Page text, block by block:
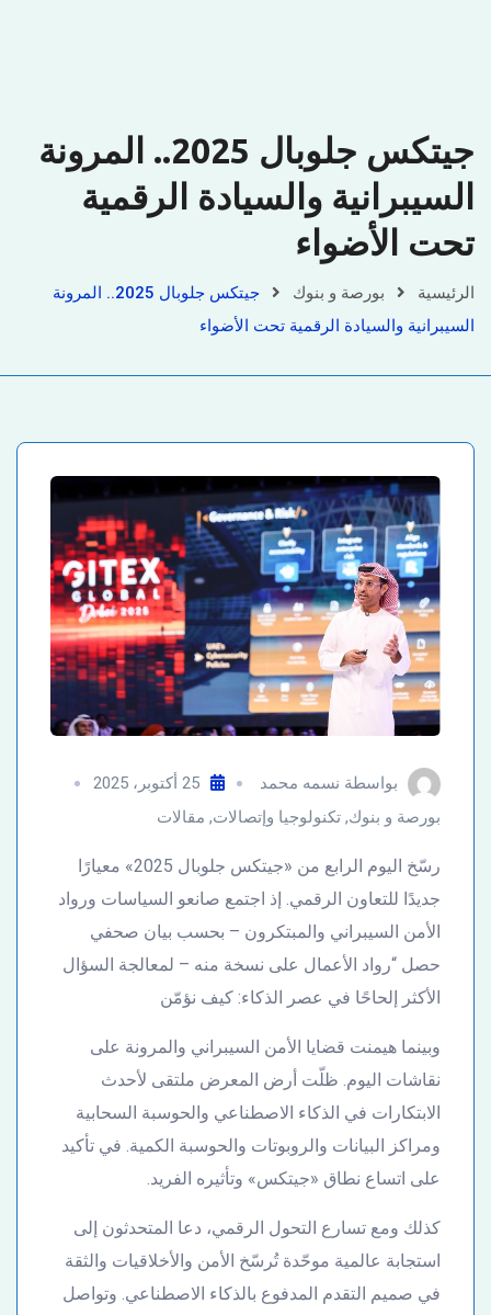
جيتكس جلوبال 2025.. المرونة
السيبرانية والسيادة الرقمية
تحت الأضواء
الرئيسية بورصة و بنوك
جيتكس جلوبال 2025.. المرونة
السيبرانية والسيادة الرقمية تحت الأضواء
بواسطة نسمه محمد
25 أكتوبر، 2025
بورصة و بنوك, تكنولوجيا وإتصالات, مقالات
رسّخ اليوم الرابع من «جيتكس جلوبال 2025» معيارًا
جديدًا للتعاون الرقمي. إذ اجتمع صانعو السياسات ورواد
الأمن السيبراني والمبتكرون – بحسب بيان صحفي
حصل “رواد الأعمال على نسخة منه – لمعالجة السؤال
الأكثر إلحاحًا في عصر الذكاء: كيف نؤمّن
وبينما هيمنت قضايا الأمن السيبراني والمرونة على
نقاشات اليوم. ظلّت أرض المعرض ملتقى لأحدث
الابتكارات في الذكاء الاصطناعي والحوسبة السحابية
ومراكز البيانات والروبوتات والحوسبة الكمية. في تأكيد
على اتساع نطاق «جيتكس» وتأثيره الفريد.
كذلك ومع تسارع التحول الرقمي، دعا المتحدثون إلى
استجابة عالمية موحّدة تُرسّخ الأمن والأخلاقيات والثقة
في صميم التقدم المدفوع بالذكاء الاصطناعي. وتواصل